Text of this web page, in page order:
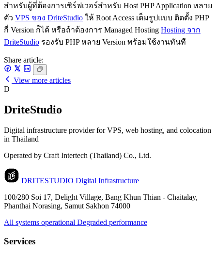
สำหรับผู้ที่ต้องการเซิร์ฟเวอร์สำหรับ Host PHP Application หลาย
ตัว VPS ของ DriteStudio ให้ Root Access เต็มรูปแบบ ติดตั้ง PHP
กี่ Version ก็ได้ หรือถ้าต้องการ Managed Hosting Hosting จาก
DriteStudio รองรับ PHP หลาย Version พร้อมใช้งานทันที
Share article:
View more articles
D
DriteStudio
Digital infrastructure provider for VPS, web hosting, and colocation
in Thailand
Operated by Craft Intertech (Thailand) Co., Ltd.
DRITESTUDIO Digital Infrastructure
100/280 Soi 17, Delight Village, Bang Khun Thian - Chaitalay,
Phanthai Norasing, Samut Sakhon 74000
All systems operational Degraded performance
Services